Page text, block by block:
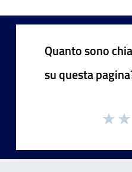
Quanto sono
su questa